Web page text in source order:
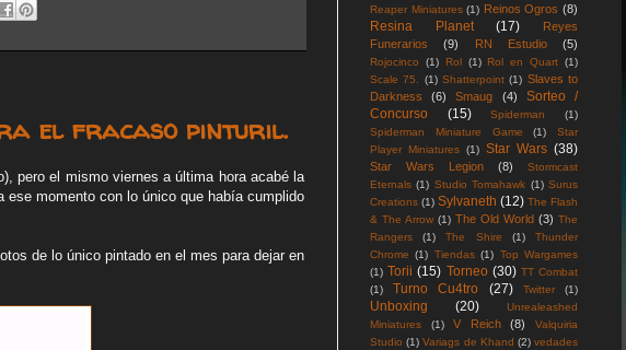
el fracaso pinturil.
pero el mismo viernes a última hora acabé la
ese momento con lo único que había cumplido
de lo único pintado en el mes para dejar en
Reaper Miniatures (1) Reinos Ogros (8)
Resina Planet (17)
Reyes
Funerarios
(9) RN Estudio (5)
Rojocinco (1) Rol (1) Rol en Quart (1)
Scale 75.
(1) Shatterpoint (1) Slaves to
Darkness
(6) Smaug (4)
Sorteo /
Concurso
(15) Spiderman
(1)
Spiderman Miniature Game
(1)
Star
Player Miniatures (1) Star Wars (38)
Star Wars Legion (8)
Stormcast
Eternals (1) Studio Tomahawk (1) Surus
Creations (1) Sylvaneth (12) The Flash
& The Arrow (1) The Old World (3) The
Rangers
(1) The Shire (1)
Thunder
Chrome (1) Tiendas (1) Top Wargames
(1) Torii (15) Torneo (30) TT Combat
(1)
Turno Cu4tro (27) Twitter (1)
Unboxing (20)
Unrealeashed
Miniatures
(1) V Reich (8)
Valquiria
Studio (1) Variags de Khand (2) vedades